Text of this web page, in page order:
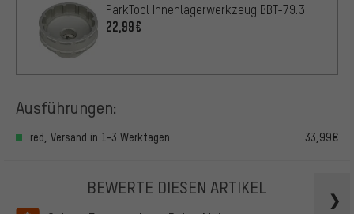
ParkTool Innenlagerwerkzeug BBT-79.3
22,99€
Ausführungen:
red, Versand in 1-3 Werktagen 33,99€
BEWERTE DIESEN ARTIKEL